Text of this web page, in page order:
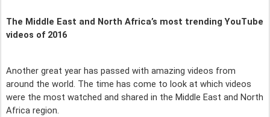
The Middle East and North Africa’s most trending YouTube
videos of 2016
Another great year has passed with amazing videos from
around the world. The time has come to look at which videos
were the most watched and shared in the Middle East and North
Africa region.